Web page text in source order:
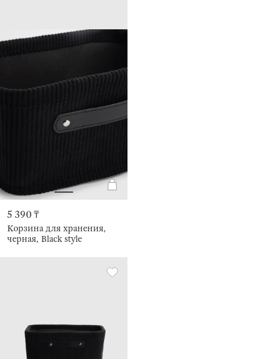
5 390 ₸
Корзина для хранения,
черная, Black style